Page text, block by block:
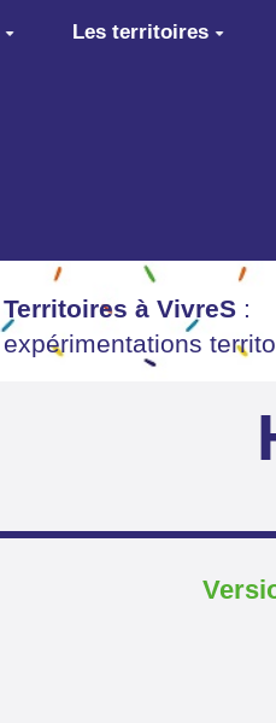
Les territoires
Territoires à VivreS :
expérimentations